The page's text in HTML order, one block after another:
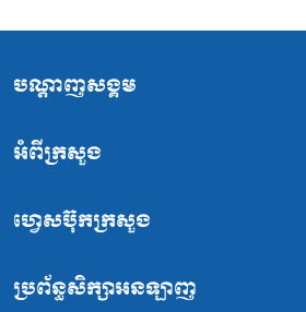
បណ្ដាញសង្គម
អំពីក្រសួង
ហ្វេសប៊ុកក្រសួង
ប្រព័ន្ធសិក្សាអនឡាញ